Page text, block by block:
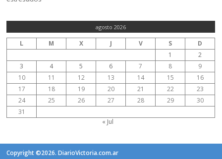
agosto 2026
L M X J V S
D
1
2
3
4 5 6 7 8
9
10
11 12 13 14 15
16
17
18 19 20 21 22
23
24
25 26 27 28 29
30
31
« Jul
Copyright ©2026. DiarioVictoria.com.ar